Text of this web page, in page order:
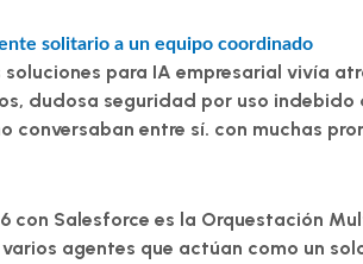
solitario a un equipo coordinado
para IA empresarial vivía
dudosa seguridad por uso indebido
conversaban entre sí. con muchas
con Salesforce es la Orquestación
varios agentes que actúan como un